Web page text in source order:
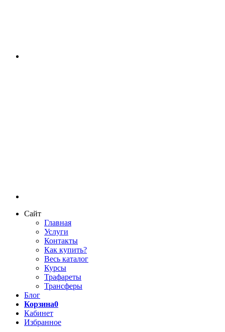
Сайт
Главная
Услуги
Контакты
Как купить?
Весь каталог
Курсы
Трафареты
Трансферы
Блог
Корзина0
Кабинет
Избранное